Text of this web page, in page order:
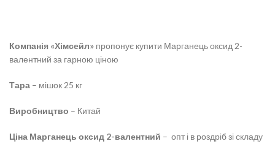
Компанія «Хімсейл» пропонує купити Марганець оксид 2-
валентний за гарною ціною
Тара – мішок 25 кг
Виробництво – Китай
Ціна Марганець оксид 2-валентний – опт і в роздріб зі складу